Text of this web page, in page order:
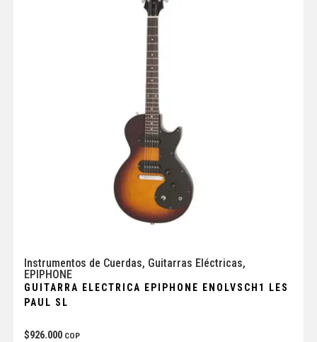
Instrumentos de Cuerdas, Guitarras Eléctricas,
EPIPHONE
GUITARRA ELECTRICA EPIPHONE ENOLVSCH1 LES
PAUL SL
$926.000 COP